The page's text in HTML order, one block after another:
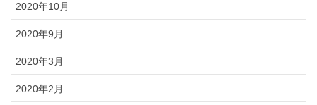
2020年10月
2020年9月
2020年3月
2020年2月